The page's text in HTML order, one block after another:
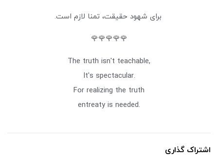
برای شهود حقیقت، تمنا لازم است.
🌹🌹🌹🌹🌹
,The truth isn't teachable
.It's spectacular
For realizing the truth
.entreaty is needed
اشتراک گذاری